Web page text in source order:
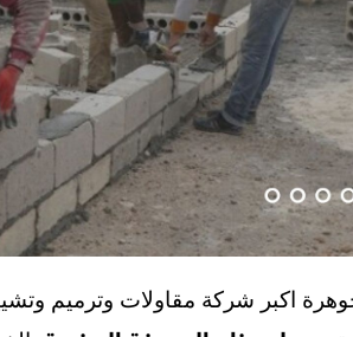
اكبر شركة مقاولات وترميم